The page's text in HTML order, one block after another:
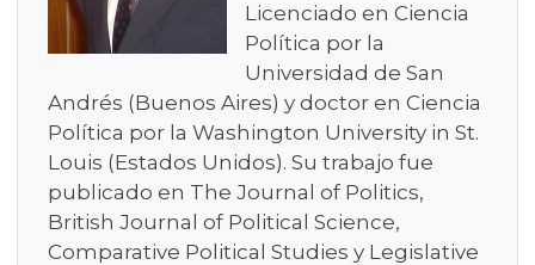
Licenciado en Ciencia
Política por la
Universidad de San
Andrés (Buenos Aires) y doctor en Ciencia
Política por la Washington University in St.
Louis (Estados Unidos). Su trabajo fue
publicado en The Journal of Politics,
British Journal of Political Science,
Comparative Political Studies y Legislative